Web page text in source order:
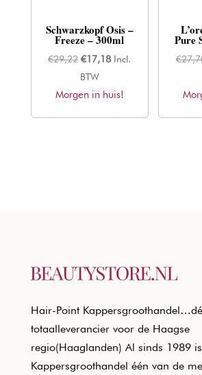
Schwarzkopf Osis –
Freeze – 300ml
€29,22 Oorspronkelijke
prijs
was:
€17,18Huidige
is:
Incl.
BTW
Morgen in huis!
Pure
€
Hair-Point Kappersgroothandel…dé
totaalleverancier voor de Haagse
regio(Haaglanden) Al sinds 1989
Kappersgroothandel één van de